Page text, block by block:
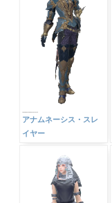
アナムネーシス・スレ
イヤー